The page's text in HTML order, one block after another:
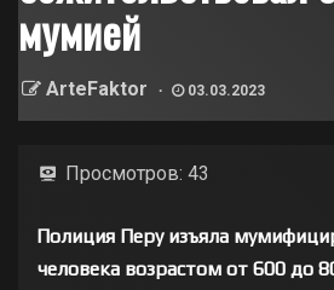
мумией
ArteFaktor 03.03.2023
Просмотров: 43
Полиция Перу изъяла
человека возрастом от 600 до